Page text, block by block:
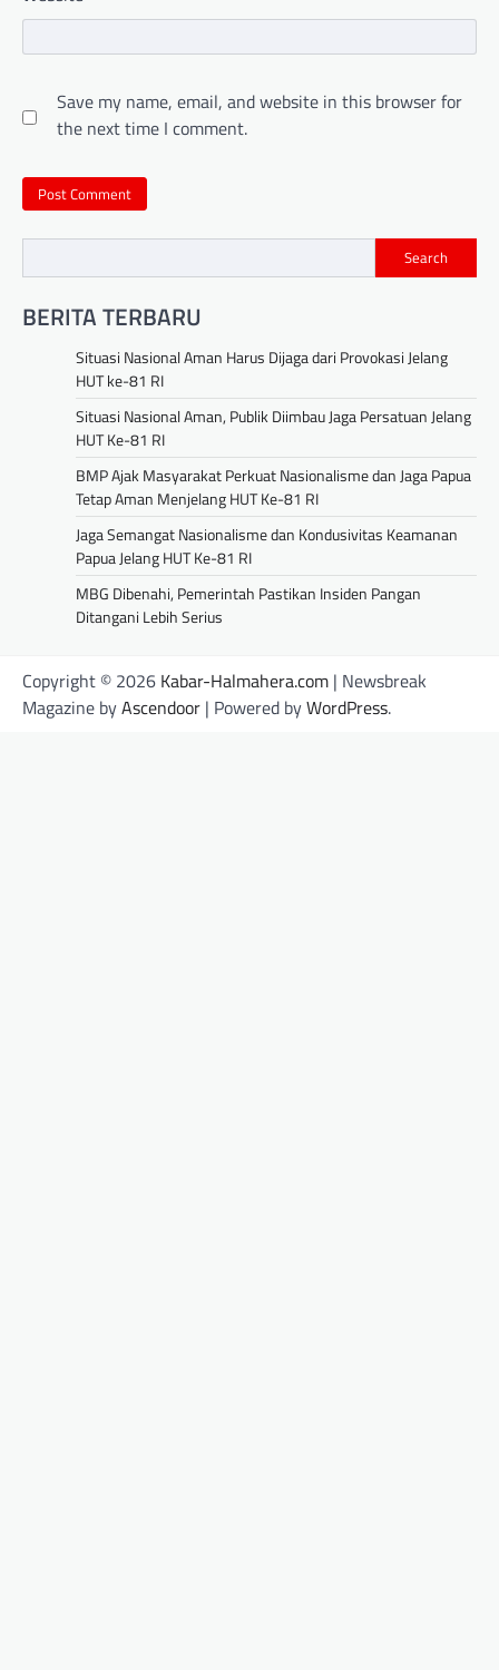
Save my name, email, and website in this browser for
the next time I comment.
Search
BERITA TERBARU
Situasi Nasional Aman Harus Dijaga dari Provokasi Jelang
HUT ke-81 RI
Situasi Nasional Aman, Publik Diimbau Jaga Persatuan Jelang
HUT Ke-81 RI
BMP Ajak Masyarakat Perkuat Nasionalisme dan Jaga Papua
Tetap Aman Menjelang HUT Ke-81 RI
Jaga Semangat Nasionalisme dan Kondusivitas Keamanan
Papua Jelang HUT Ke-81 RI
MBG Dibenahi, Pemerintah Pastikan Insiden Pangan
Ditangani Lebih Serius
Copyright © 2026 Kabar-Halmahera.com | Newsbreak
Magazine byAscendoor | Powered byWordPress.